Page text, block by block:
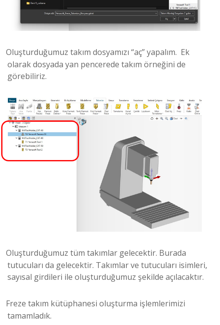
Oluşturduğumuz takım dosyamızı “aç” yapalım. Ek
olarak dosyada yan pencerede takım örneğini de
görebiliriz.
Oluşturduğumuz tüm takımlar gelecektir. Burada
tutucuları da gelecektir. Takımlar ve tutucuları isimleri,
sayısal girdileri ile oluşturduğumuz şekilde açılacaktır.
Freze takım kütüphanesi oluşturma işlemlerimizi
tamamladık.